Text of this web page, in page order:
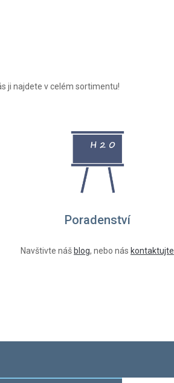
ji najdete v celém sortimentu!
Poradenství
Navštivte náš blog, nebo nás kontaktujte